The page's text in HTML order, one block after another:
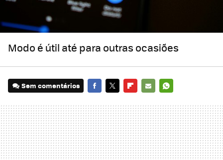
Modo é útil até para outras ocasiões
Sem comentários
MAIL